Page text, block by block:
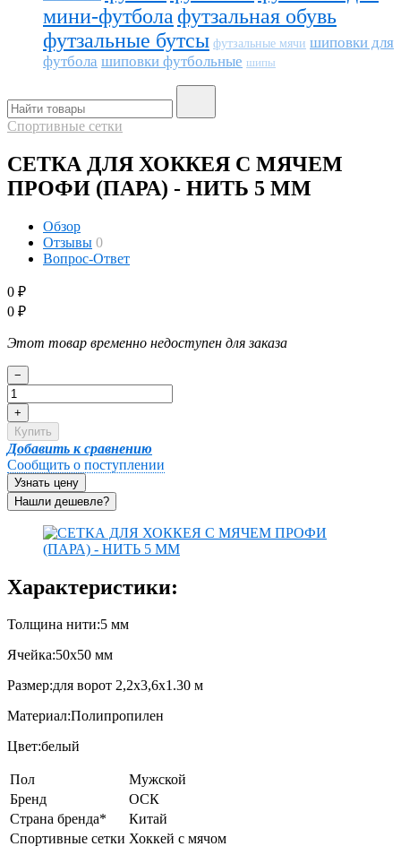
мини-футбола футзальная обувь
футзальные бутсы футзальные мячи шиповки для
футбола шиповки футбольные шипы
Спортивные сетки
СЕТКА ДЛЯ ХОККЕЯ С МЯЧЕМ
ПРОФИ (ПАРА) - НИТЬ 5 ММ
Обзор
Отзывы 0
Вопрос-Ответ
0 ₽
0 ₽
Этот товар временно недоступен для заказа
−
+
Купить
Добавить к сравнению
Сообщить о поступлении
Узнать цену
Характеристики:
Толщина нити:5 мм
Ячейка:50х50 мм
Размер:для ворот 2,2х3,6х1.30 м
Материал:Полипропилен
Цвет:белый
Пол
Мужской
Бренд
ОСК
Страна бренда*
Китай
Спортивные сетки Хоккей с мячом